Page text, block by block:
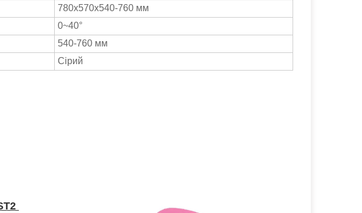
780x570x540-760 мм
0~40°
540-760 мм
Сірий